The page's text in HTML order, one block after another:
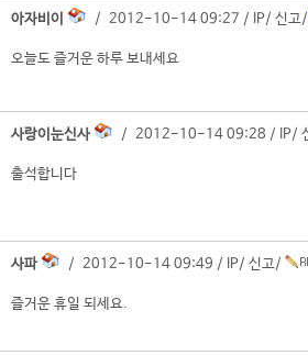
아자비이 / 2012-10-14 09:27 / IP/ 신고/
오늘도 즐거운 하루 보내세요
사랑이눈신사 / 2012-10-14 09:28 / IP/
출석합니다
사파 / 2012-10-14 09:49 / IP/ 신고/
즐거운 휴일 되세요.